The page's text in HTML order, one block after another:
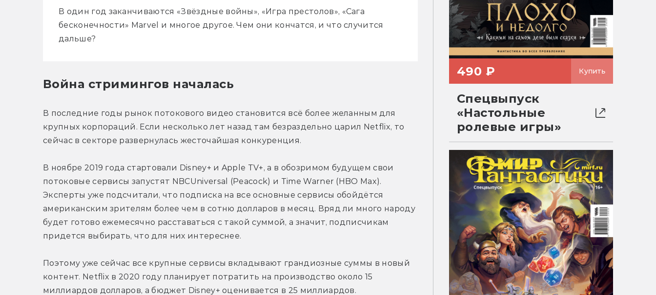
В один год заканчиваются «Звёздные войны», «Игра престолов», «Сага
бесконечности» Marvel и многое другое. Чем они кончатся, и что случится
дальше?
Война стримингов началась
В последние годы рынок потокового видео становится всё более желанным для
крупных корпораций. Если несколько лет назад там безраздельно царил Netflix, то
сейчас в секторе развернулась жесточайшая конкуренция.
В ноябре 2019 года стартовали Disney+ и Apple TV+, а в обозримом будущем свои
потоковые сервисы запустят NBCUniversal (Peacock) и Time Warner (HBO Max).
Эксперты уже подсчитали, что подписка на все основные сервисы обойдётся
американским зрителям более чем в сотню долларов в месяц. Вряд ли много народу
будет готово ежемесячно расставаться с такой суммой, а значит, подписчикам
придется выбирать, что для них интереснее.
Поэтому уже сейчас все крупные сервисы вкладывают грандиозные суммы в новый
контент. Netflix в 2020 году планирует потратить на производство около 15
миллиардов долларов, а бюджет Disney+ оценивается в 25 миллиардов.
490 ₽ Купить
Спецвыпуск
«Настольные
ролевые игры»